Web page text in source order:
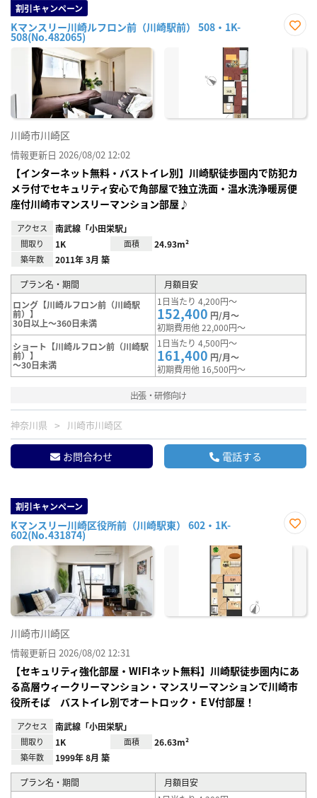
割引キャンペーン
Kマンスリー川崎ルフロン前（川崎駅前） 508・1K-
508(No.482065)
に入
川崎市川崎区
情報更新日 2026/08/02 12:02
【インターネット無料・バストイレ別】川崎駅徒歩圏内で防犯カ
メラ付でセキュリティ安心で角部屋で独立洗面・温水洗浄暖房便
座付川崎市マンスリーマンション部屋♪
アクセス 南武線「小田栄駅」
間取り 1K 面積 24.93m²
築年数 2011年 3月 築
プラン名・期間
月額目安
ロング【川崎ルフロン前（川崎駅
前）】
30日以上～360日未満
1日当たり 4,200円～
152,400 円/月～
初期費用他 22,000円～
ショート【川崎ルフロン前（川崎駅
前）】
～30日未満
1日当たり 4,500円～
161,400 円/月～
初期費用他 16,500円～
出張・研修向け
神奈川県 川崎市川崎区
お問合わせ 電話する
割引キャンペーン
Kマンスリー川崎区役所前（川崎駅東） 602・1K-
602(No.431874)
に入
川崎市川崎区
情報更新日 2026/08/02 12:31
【セキュリティ強化部屋・WIFIネット無料】川崎駅徒歩圏内にあ
る高層ウィークリーマンション・マンスリーマンションで川崎市
役所そば バストイレ別でオートロック・ＥV付部屋！
アクセス 南武線「小田栄駅」
間取り 1K 面積 26.63m²
築年数 1999年 8月 築
プラン名・期間
月額目安